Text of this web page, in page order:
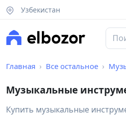
Узбекистан
Главная Все остальное
Музыкальные
Купить музыкальные